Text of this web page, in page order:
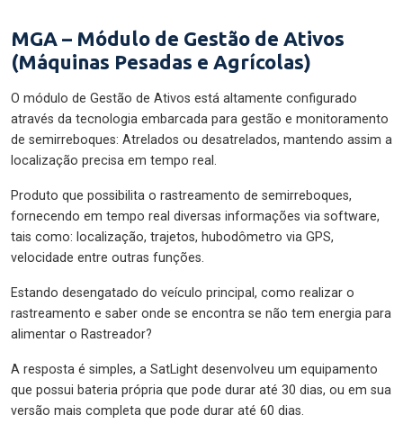
MGA – Módulo de Gestão de Ativos
(Máquinas Pesadas e Agrícolas)
O módulo de Gestão de Ativos está altamente configurado
através da tecnologia embarcada para gestão e monitoramento
de semirreboques: Atrelados ou desatrelados, mantendo assim a
localização precisa em tempo real.
Produto que possibilita o rastreamento de semirreboques,
fornecendo em tempo real diversas informações via software,
tais como: localização, trajetos, hubodômetro via GPS,
velocidade entre outras funções.
Estando desengatado do veículo principal, como realizar o
rastreamento e saber onde se encontra se não tem energia para
alimentar o Rastreador?
A resposta é simples, a SatLight desenvolveu um equipamento
que possui bateria própria que pode durar até 30 dias, ou em sua
versão mais completa que pode durar até 60 dias.